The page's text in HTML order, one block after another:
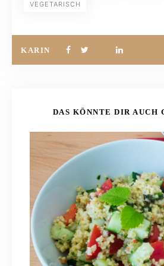
VEGETARISCH
KARIN
DAS KÖNNTE DIR AUCH